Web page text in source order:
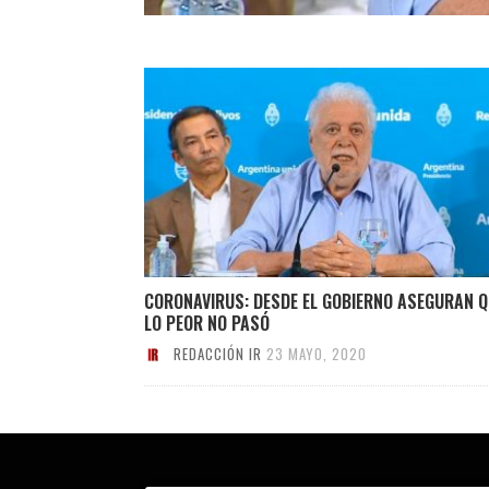
CORONAVIRUS: DESDE EL GOBIERNO ASEGURAN
LO PEOR NO PASÓ
REDACCIÓN IR 23 MAYO, 2020